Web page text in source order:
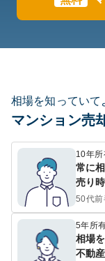
相場を知っていて
マンション売
10年所
常に
売り
50代前
5年所
相場
不動